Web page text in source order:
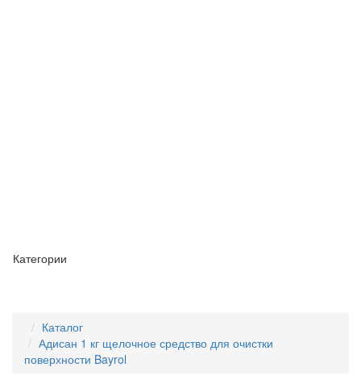
Категории
Каталог
Адисан 1 кг щелочное средство для очистки
поверхности Bayrol